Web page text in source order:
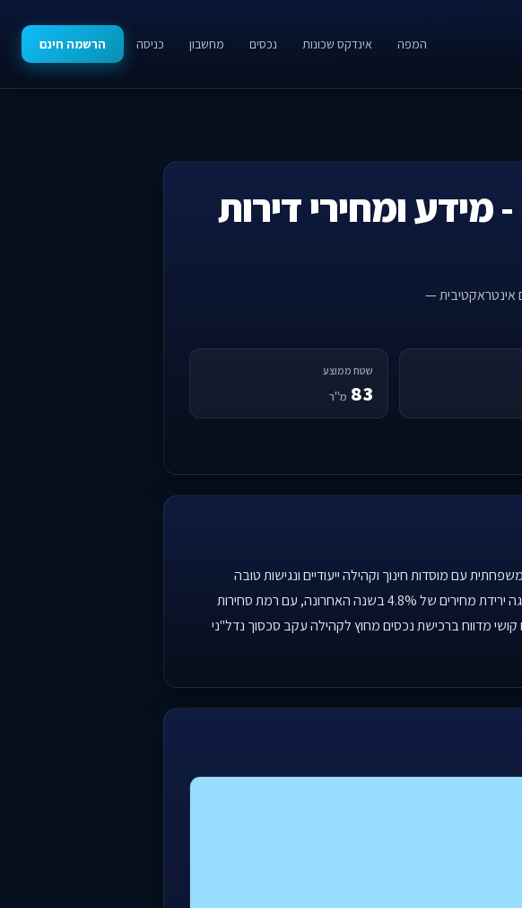
המפה אינדקס שכונות נכסים מחשבון כניסה הרשמה חינם
מידע ומחירי דירות
אינטראקטיבית —
שטח ממוצע
83 מ"ר
עם מוסדות חינוך וקהילה ייעודיים ונגישות טובה
לתחבורה ציבורית, כולל הרכבת הקלה. אומדן המחיר למ"ר בשכונה עומד על 28,375 ₪, והיא מציגה ירידת מחירים של 4.8% בשנה האחרונה, עם רמת סחירות
קושי מדווח ברכישת נכסים מחוץ לקהילה עקב סכסוך נדל"ני